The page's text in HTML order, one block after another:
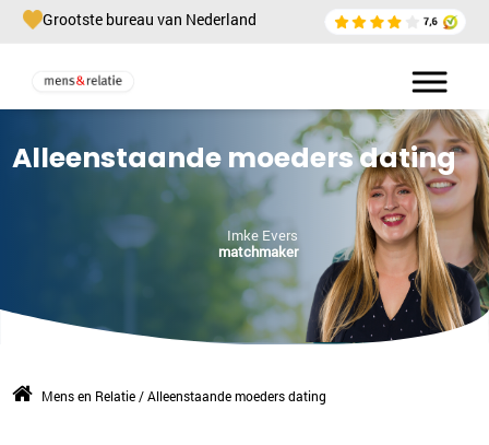
Grootste bureau van Nederland
Alleenstaande moeders dating
Imke Evers
matchmaker
Mens en Relatie /Alleenstaande moeders dating